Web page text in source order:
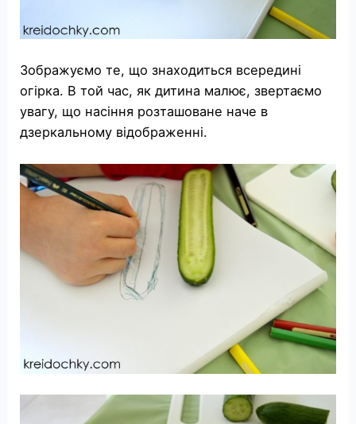
Зображуємо те, що знаходиться всередині
огірка. В той час, як дитина малює, звертаємо
увагу, що насіння розташоване наче в
дзеркальному відображенні.